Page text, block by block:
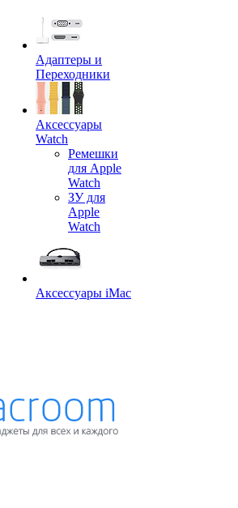
Адаптеры и
Переходники
Аксессуары
Watch
Ремешки
для Apple
Watch
ЗУ для
Apple
Watch
Аксессуары iMac